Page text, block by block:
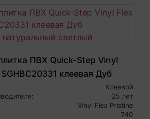
ПВХ Quick-Step Vinyl
клеевая Дуб
натуральный светлый
Клеевой
25 лет
Vinyl Flex Pristine
740